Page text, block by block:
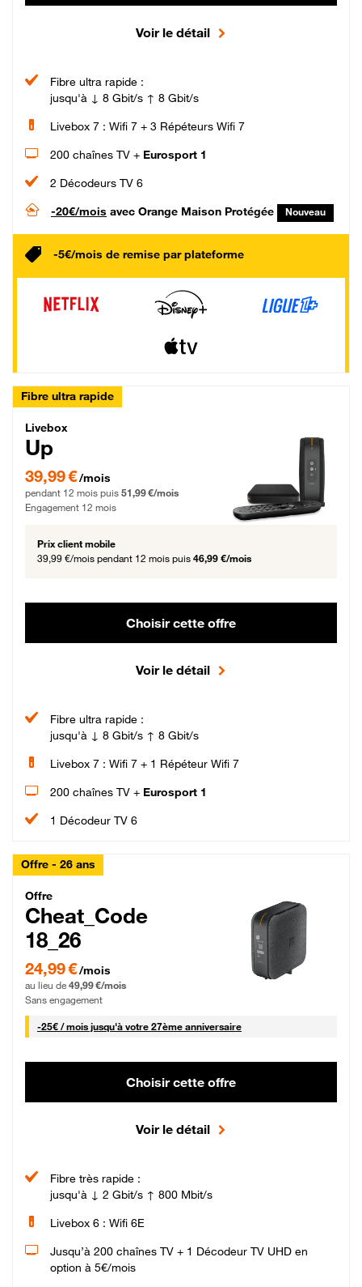
Voir le détail
Fibre ultra rapide :
jusqu'à ↓ 8 Gbit/s ↑ 8 Gbit/s
Livebox 7 : Wifi 7 + 3 Répéteurs Wifi 7
200 chaînes TV + Eurosport 1
2 Décodeurs TV 6
-20€/mois avec Orange Maison Protégée Nouveau
-5€/mois de remise par plateforme
Fibre ultra rapide
Livebox Up Fibre
Livebox
Up
39,99 € par mois pendant 12 mois puis 51,99 € par mois, Engagement 12 mois
39,99 €/mois
pendant 12 mois puis 51,99 €/mois
Engagement 12 mois
Prix client mobile
39,99 €/mois pendant 12 mois puis 46,99 €/mois
Choisir cette offre
Voir le détail
Fibre ultra rapide :
jusqu'à ↓ 8 Gbit/s ↑ 8 Gbit/s
Livebox 7 : Wifi 7 + 1 Répéteur Wifi 7
200 chaînes TV + Eurosport 1
1 Décodeur TV 6
Offre - 26 ans
Cheat_Code Fibre_18_26
Offre
Cheat_Code
18_26
24,99 € par mois pendant 0 mois puis 49,99 € par mois, Sans engagement
24,99 €/mois
au lieu de 49,99 €/mois
Sans engagement
-25€ / mois25 € par mois
jusqu'à votre 27ème anniversaire
Choisir cette offre
Voir le détail
Fibre très rapide :
jusqu'à ↓ 2 Gbit/s ↑ 800 Mbit/s
Livebox 6 : Wifi 6E
Jusqu’à 200 chaînes TV + 1 Décodeur TV UHD en
option à 5€/mois